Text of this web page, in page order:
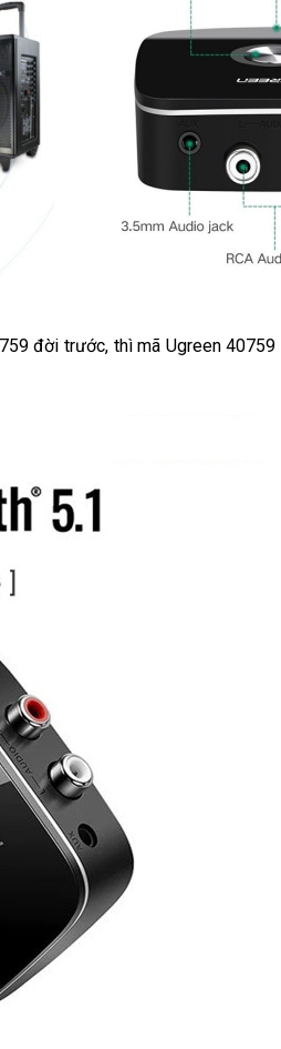
đời trước, thì mã Ugreen